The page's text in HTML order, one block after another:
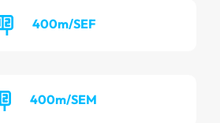
400m/SEF
400m/SEM